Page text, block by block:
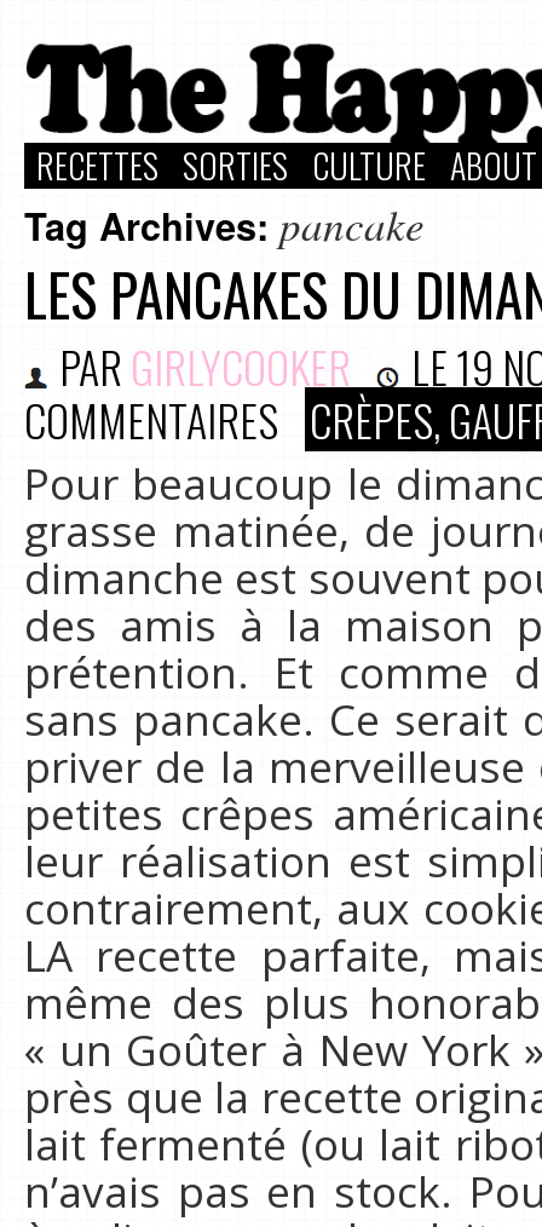
RECETTES SORTIES CULTURE
Tag Archives: pancake
LES PANCAKES DU
PAR GIRLYCOOKER LE19
COMMENTAIRES CRÈPES,
Pour beaucoup le
grasse matinée, de
dimanche est souvent
des amis à la maison
prétention. Et comme
sans pancake. Ce serait
priver de la
petites crêpes
leur réalisation est
contrairement, aux
LA recette parfaite,
même des plus
« un Goûter à New York
près que la recette
lait fermenté (ou lait
n’avais pas en stock.